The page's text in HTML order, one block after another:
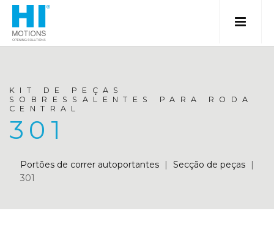
KIT DE PEÇAS
SOBRESSALENTES PARA RODA
CENTRAL
301
Portões de correr autoportantes | Secção de peças
|
301